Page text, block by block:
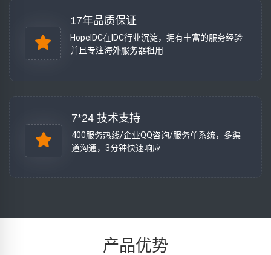
17年品质保证
HopeIDC在IDC行业沉淀，拥有丰富的服务经验
并且专注海外服务器租用
7*24 技术支持
400服务热线/企业QQ咨询/服务单系统，多渠
道沟通，3分钟快速响应
产品优势